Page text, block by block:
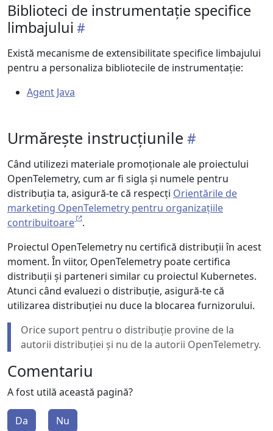
Biblioteci de instrumentație specifice
limbajului
Există mecanisme de extensibilitate specifice limbajului
pentru a personaliza bibliotecile de instrumentație:
Agent Java
Urmărește instrucțiunile
Când utilizezi materiale promoționale ale proiectului
OpenTelemetry, cum ar fi sigla și numele pentru
distribuția ta, asigură-te că respecți Orientările de
marketing OpenTelemetry pentru organizațiile
contribuitoare
.
Proiectul OpenTelemetry nu certifică distribuții în acest
moment. În viitor, OpenTelemetry poate certifica
distribuții și parteneri similar cu proiectul Kubernetes.
Atunci când evaluezi o distribuție, asigură-te că
utilizarea distribuției nu duce la blocarea furnizorului.
Orice suport pentru o distribuție provine de la
autorii distribuției și nu de la autorii OpenTelemetry.
Comentariu
A fost utilă această pagină?
Da Nu